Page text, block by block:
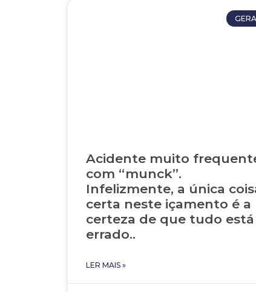
Acidente muito
com “munck”.
Infelizmente, a única
certa neste içamento é a
certeza de que tudo está
errado..
LER MAIS »